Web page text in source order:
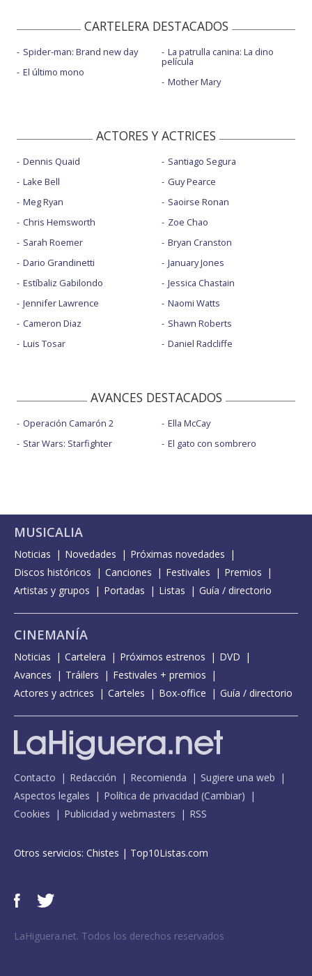
CARTELERA DESTACADOS
Spider-man: Brand new day
El último mono
La patrulla canina: La dino
película
Mother Mary
ACTORES Y ACTRICES
Dennis Quaid
Lake Bell
Meg Ryan
Chris Hemsworth
Sarah Roemer
Dario Grandinetti
Estíbaliz Gabilondo
Jennifer Lawrence
Cameron Diaz
Luis Tosar
Santiago Segura
Guy Pearce
Saoirse Ronan
Zoe Chao
Bryan Cranston
January Jones
Jessica Chastain
Naomi Watts
Shawn Roberts
Daniel Radcliffe
AVANCES DESTACADOS
Operación Camarón 2
Star Wars: Starfighter
Ella McCay
El gato con sombrero
MUSICALIA
Noticias Novedades
Próximas novedades
Discos históricos
Canciones Festivales
Premios
Artistas y grupos
Portadas Listas Guía / directorio
CINEMANÍA
Noticias Cartelera Próximos estrenos
DVD
Avances
Tráilers
Festivales + premios
Actores y actrices
Carteles Box-office Guía / directorio
Contacto Redacción Recomienda
Sugiere una web
Aspectos legales
Política de privacidad (Cambiar)
Cookies
Publicidad y webmasters RSS
Otros servicios: Chistes | Top10Listas.com
LaHiguera.net. Todos los derechos reservados